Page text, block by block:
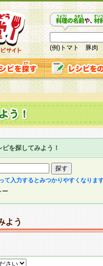
(例)トマト 豚肉
を探してみよう！
て入力するとみつかりやすくなりま
よう